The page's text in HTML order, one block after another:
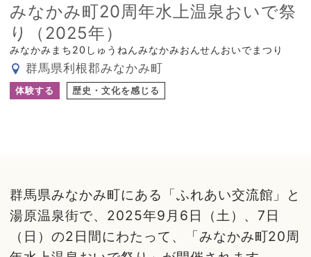
みなかみ町20周年水上温泉おいで祭
り（2025年）
みなかみまち20しゅうねんみなかみおんせんおいでまつり
群馬県利根郡みなかみ町
体験する 歴史・文化を感じる
群馬県みなかみ町にある「ふれあい交流館」と
湯原温泉街で、2025年9月6日（土）、7日
（日）の2日間にわたって、「みなかみ町20周